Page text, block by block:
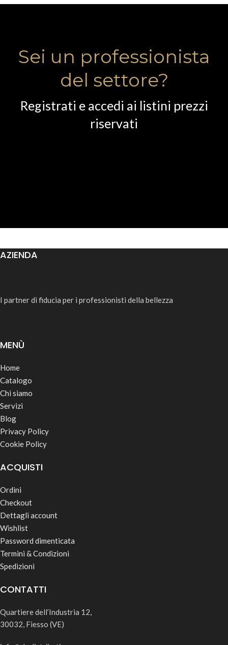
Sei un professionista
del settore?
Registrati e accedi ai listini prezzi
riservati
AZIENDA
I partner di fiducia per i professionisti della bellezza
MENÙ
Home
Catalogo
Chi siamo
Servizi
Blog
Privacy Policy
Cookie Policy
ACQUISTI
Ordini
Checkout
Dettagli account
Wishlist
Password dimenticata
Termini & Condizioni
Spedizioni
CONTATTI
Quartiere dell’Industria 12,
30032, Fiesso (VE)